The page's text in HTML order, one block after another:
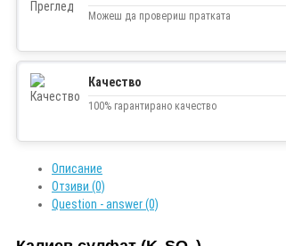
Можеш да провериш пратката
Качество
100% гарантирано качество
Описание
Отзиви (0)
Question - answer (0)